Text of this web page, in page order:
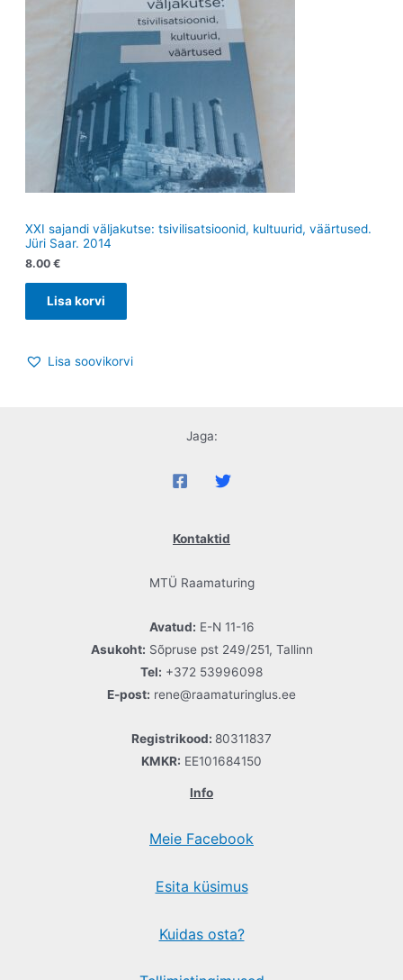
XXI sajandi väljakutse: tsivilisatsioonid, kultuurid, väärtused.
Jüri Saar. 2014
8.00 €
Lisa korvi
Lisa soovikorvi
Jaga:
Kontaktid
MTÜ Raamaturing
Avatud: E-N 11-16
Asukoht: Sõpruse pst 249/251, Tallinn
Tel: +372 53996098
E-post: rene@raamaturinglus.ee
Registrikood: 80311837
KMKR: EE101684150
Info
Meie Facebook
Esita küsimus
Kuidas osta?